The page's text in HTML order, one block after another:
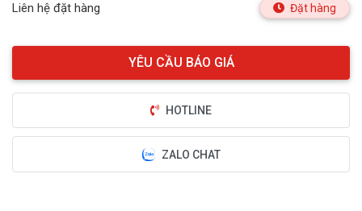
Liên hệ đặt hàng Đặt hàng
HOTLINE
ZALO CHAT